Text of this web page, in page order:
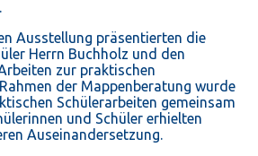
Ausstellung präsentierten die
Herrn Buchholz und den
zur praktischen
der Mappenberatung wurde
Schülerarbeiten gemeinsam
und Schüler erhielten
Auseinandersetzung.